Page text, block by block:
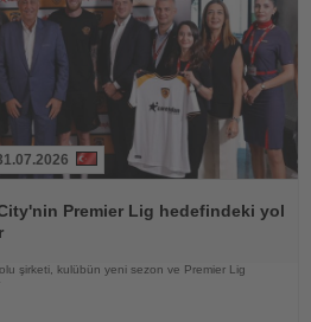
Premier Lig hedefindeki yol
şirketi, kulübün yeni sezon ve Premier Lig